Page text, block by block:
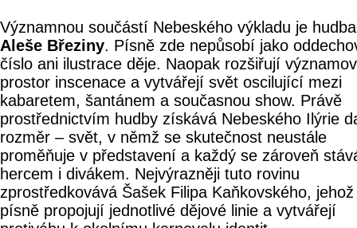
Významnou součástí Nebeského výkladu je hudba
Aleše Březiny. Písně zde nepůsobí jako
číslo ani ilustrace děje. Naopak rozšiřují
prostor inscenace a vytvářejí svět oscilující mezi
kabaretem, šantánem a současnou show. Právě
prostřednictvím hudby získává Nebeského Ilýrie
rozměr – svět, v němž se skutečnost neustále
proměňuje v představení a každý se zároveň
hercem i divákem. Nejvýrazněji tuto rovinu
zprostředkovává Šašek Filipa Kaňkovského, jehož
písně propojují jednotlivé dějové linie a vytvářejí